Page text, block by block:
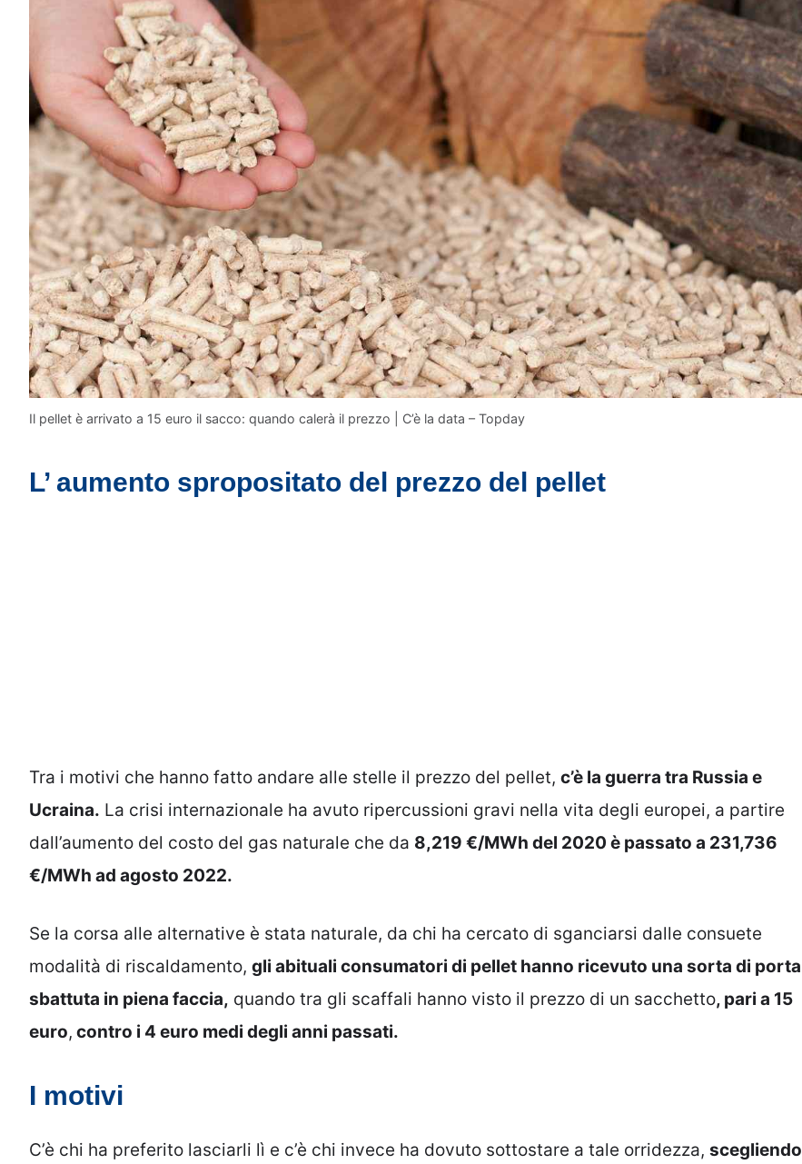
Il pellet è arrivato a 15 euro il sacco: quando calerà il prezzo | C’è la data – Topday
L’ aumento spropositato del prezzo del pellet
Tra i motivi che hanno fatto andare alle stelle il prezzo del pellet, c’è la guerra tra Russia e
Ucraina. La crisi internazionale ha avuto ripercussioni gravi nella vita degli europei, a partire
dall’aumento del costo del gas naturale che da 8,219 €/MWh del 2020 è passato a 231,736
€/MWh ad agosto 2022.
Se la corsa alle alternative è stata naturale, da chi ha cercato di sganciarsi dalle consuete
modalità di riscaldamento, gli abituali consumatori di pellet hanno ricevuto una sorta di porta
sbattuta in piena faccia, quando tra gli scaffali hanno visto il prezzo di un sacchetto, pari a 15
euro, contro i 4 euro medi degli anni passati.
I motivi
C’è chi ha preferito lasciarli lì e c’è chi invece ha dovuto sottostare a tale orridezza, scegliendo